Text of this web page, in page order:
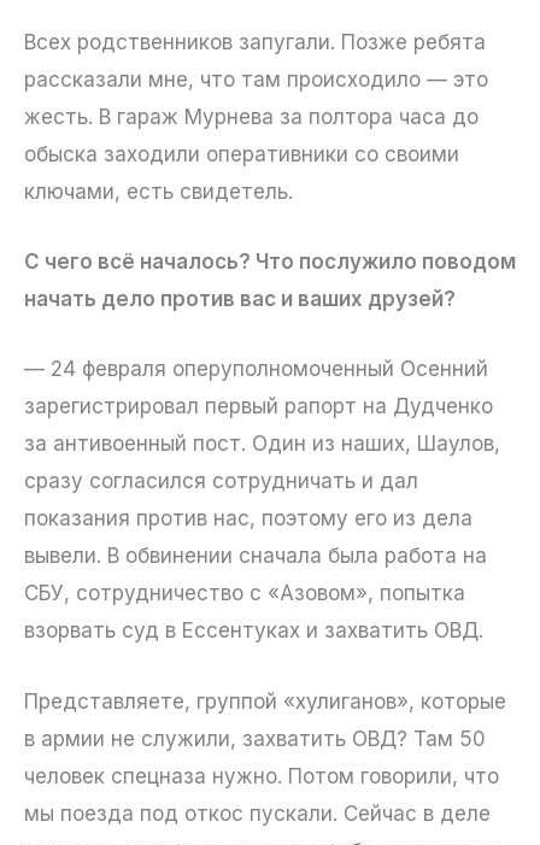
Всех родственников запугали. Позже ребята
рассказали мне, что там происходило — это
жесть. В гараж Мурнева за полтора часа до
обыска заходили оперативники со своими
ключами, есть свидетель.
С чего всё началось? Что послужило поводом
начать дело против вас и ваших друзей?
— 24 февраля оперуполномоченный Осенний
зарегистрировал первый рапорт на Дудченко
за антивоенный пост. Один из наших, Шаулов,
сразу согласился сотрудничать и дал
показания против нас, поэтому его из дела
вывели. В обвинении сначала была работа на
СБУ, сотрудничество с «Азовом», попытка
взорвать суд в Ессентуках и захватить ОВД.
Представляете, группой «хулиганов», которые
в армии не служили, захватить ОВД? Там 50
человек спецназа нужно. Потом говорили, что
мы поезда под откос пускали. Сейчас в деле